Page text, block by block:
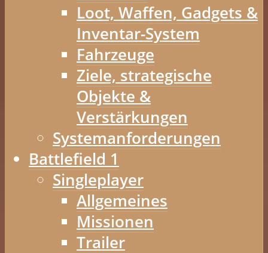
Loot, Waffen, Gadgets &
Inventar-System
Fahrzeuge
Ziele, strategische
Objekte &
Verstärkungen
Systemanforderungen
Battlefield 1
Singleplayer
Allgemeines
Missionen
Trailer